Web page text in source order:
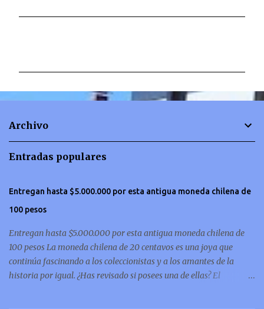
n
Archivo
Entradas populares
Entregan hasta $5.000.000 por esta antigua moneda chilena de
100 pesos
Entregan hasta $5.000.000 por esta antigua moneda chilena de
100 pesos La moneda chilena de 20 centavos es una joya que
continúa fascinando a los coleccionistas y a los amantes de la
historia por igual. ¿Has revisado si posees una de ellas? El